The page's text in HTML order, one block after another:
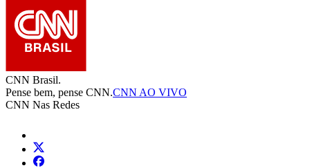
CNN Brasil.
Pense bem, pense CNN.CNN AO VIVO
CNN Nas Redes